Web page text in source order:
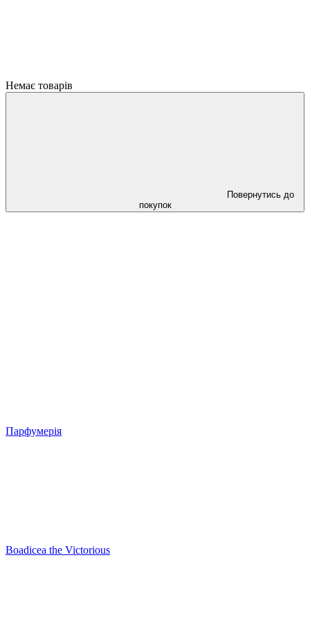
Немає товарів
Повернутись до
покупок
Парфумерія
Boadicea the Victorious